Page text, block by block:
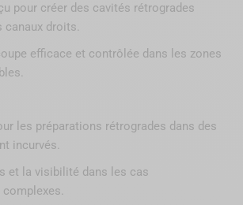
pour créer des cavités rétrogrades
canaux droits.
efficace et contrôlée dans les zones
les préparations rétrogrades dans des
incurvés.
et la visibilité dans les cas